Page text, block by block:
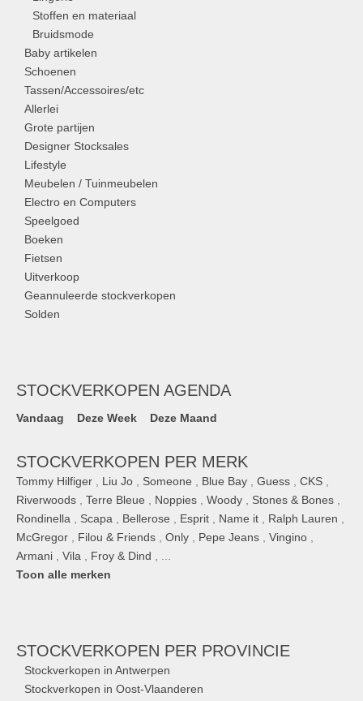
Stoffen en materiaal
Bruidsmode
Baby artikelen
Schoenen
Tassen/Accessoires/etc
Allerlei
Grote partijen
Designer Stocksales
Lifestyle
Meubelen / Tuinmeubelen
Electro en Computers
Speelgoed
Boeken
Fietsen
Uitverkoop
Geannuleerde stockverkopen
Solden
STOCKVERKOPEN AGENDA
Vandaag Deze Week Deze Maand
STOCKVERKOPEN PER MERK
Tommy Hilfiger Liu Jo Someone Blue Bay Guess CKS
Riverwoods
Terre Bleue Noppies Woody Stones & Bones
Rondinella
Scapa Bellerose Esprit Name it Ralph Lauren
McGregor
Filou & Friends Only Pepe Jeans Vingino
Armani
Vila Froy & Dind
Toon alle merken
STOCKVERKOPEN PER PROVINCIE
Stockverkopen in Antwerpen
Stockverkopen in Oost-Vlaanderen